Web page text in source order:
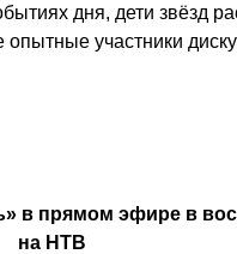
дня, дети звёзд
участники
в прямом эфире в
на НТВ